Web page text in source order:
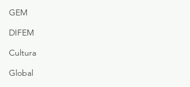
GEM
DIFEM
Cultura
Global